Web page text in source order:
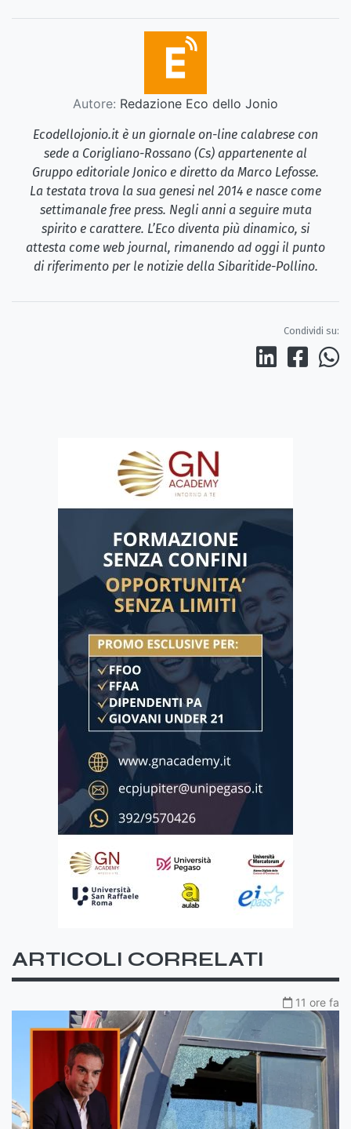
Autore: Redazione Eco dello Jonio
Ecodellojonio.it è un giornale on-line calabrese con
sede a Corigliano-Rossano (Cs) appartenente al
Gruppo editoriale Jonico e diretto da Marco Lefosse.
La testata trova la sua genesi nel 2014 e nasce come
settimanale free press. Negli anni a seguire muta
spirito e carattere. L’Eco diventa più dinamico, si
attesta come web journal, rimanendo ad oggi il punto
di riferimento per le notizie della Sibaritide-Pollino.
Condividi su:
ARTICOLI CORRELATI
11 ore fa